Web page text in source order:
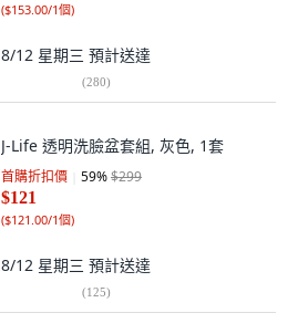
($153.00/1個)
8/12 星期三 預計送達
(280)
J-Life 透明洗臉盆套組, 灰色, 1套
首購折扣價 59%$299
$121
($121.00/1個)
8/12 星期三 預計送達
(125)